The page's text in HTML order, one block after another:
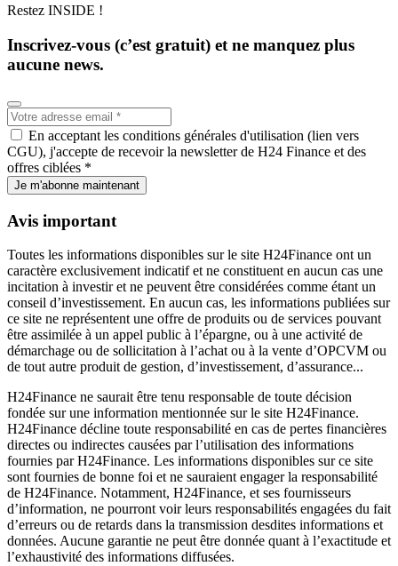
Restez INSIDE !
Inscrivez-vous (c’est gratuit) et ne manquez plus
aucune news.
En acceptant les conditions générales d'utilisation (lien vers
CGU), j'accepte de recevoir la newsletter de H24 Finance et des
offres ciblées *
Je m'abonne maintenant
Avis important
Toutes les informations disponibles sur le site H24Finance ont un
caractère exclusivement indicatif et ne constituent en aucun cas une
incitation à investir et ne peuvent être considérées comme étant un
conseil d’investissement. En aucun cas, les informations publiées sur
ce site ne représentent une offre de produits ou de services pouvant
être assimilée à un appel public à l’épargne, ou à une activité de
démarchage ou de sollicitation à l’achat ou à la vente d’OPCVM ou
de tout autre produit de gestion, d’investissement, d’assurance...
H24Finance ne saurait être tenu responsable de toute décision
fondée sur une information mentionnée sur le site H24Finance.
H24Finance décline toute responsabilité en cas de pertes financières
directes ou indirectes causées par l’utilisation des informations
fournies par H24Finance. Les informations disponibles sur ce site
sont fournies de bonne foi et ne sauraient engager la responsabilité
de H24Finance. Notamment, H24Finance, et ses fournisseurs
d’information, ne pourront voir leurs responsabilités engagées du fait
d’erreurs ou de retards dans la transmission desdites informations et
données. Aucune garantie ne peut être donnée quant à l’exactitude et
l’exhaustivité des informations diffusées.